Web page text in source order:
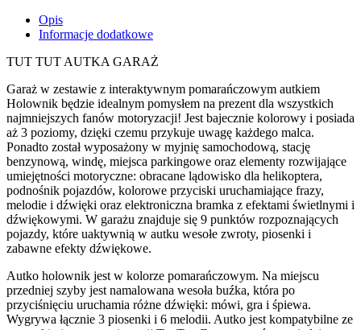
Opis
Informacje dodatkowe
TUT TUT AUTKA GARAŻ
Garaż w zestawie z interaktywnym pomarańczowym autkiem
Holownik będzie idealnym pomysłem na prezent dla wszystkich
najmniejszych fanów motoryzacji! Jest bajecznie kolorowy i posiada
aż 3 poziomy, dzięki czemu przykuje uwagę każdego malca.
Ponadto został wyposażony w myjnię samochodową, stację
benzynową, windę, miejsca parkingowe oraz elementy rozwijające
umiejętności motoryczne: obracane lądowisko dla helikoptera,
podnośnik pojazdów, kolorowe przyciski uruchamiające frazy,
melodie i dźwięki oraz elektroniczna bramka z efektami świetlnymi i
dźwiękowymi. W garażu znajduje się 9 punktów rozpoznających
pojazdy, które uaktywnią w autku wesołe zwroty, piosenki i
zabawne efekty dźwiękowe.
Autko holownik jest w kolorze pomarańczowym. Na miejscu
przedniej szyby jest namalowana wesoła buźka, która po
przyciśnięciu uruchamia różne dźwięki: mówi, gra i śpiewa.
Wygrywa łącznie 3 piosenki i 6 melodii. Autko jest kompatybilne ze